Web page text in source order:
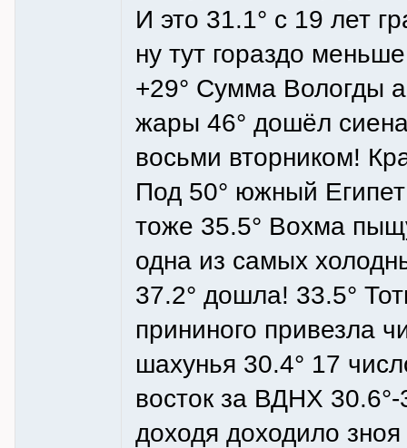
И это 31.1° с 19 лет
ну тут гораздо
+29° Сумма Вологды
жары 46° дошёл
восьми вторником!
Под 50° южный
тоже 35.5° Вохма
одна из самых
37.2° дошла! 33.5°
прининого привезла
шахунья 30.4° 17
восток за ВДНХ
доходя доходило